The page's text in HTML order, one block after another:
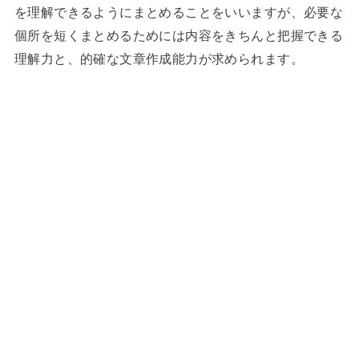
を理解できるようにまとめることをいいますが、必要な
個所を短くまとめるためには内容をきちんと把握できる
理解力と、的確な文章作成能力が求められます。